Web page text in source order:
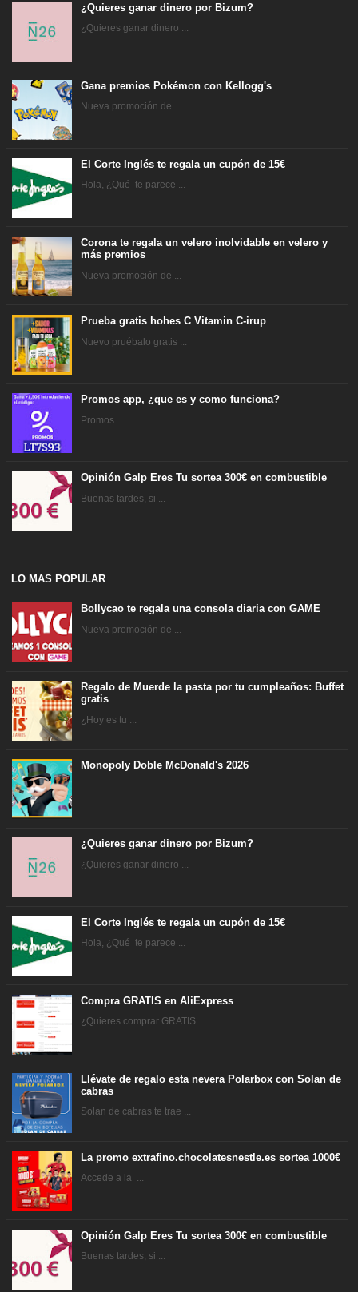
¿Quieres ganar dinero por Bizum?
¿Quieres ganar dinero ...
Gana premios Pokémon con Kellogg's
Nueva promoción de ...
El Corte Inglés te regala un cupón de 15€
Hola, ¿Qué te parece ...
Corona te regala un velero inolvidable en velero y
más premios
Nueva promoción de ...
Prueba gratis hohes C Vitamin C-irup
Nuevo pruébalo gratis ...
Promos app, ¿que es y como funciona?
Promos ...
Opinión Galp Eres Tu sortea 300€ en combustible
Buenas tardes, si ...
LO MAS POPULAR
Bollycao te regala una consola diaria con GAME
Nueva promoción de ...
Regalo de Muerde la pasta por tu cumpleaños: Buffet
gratis
¿Hoy es tu ...
Monopoly Doble McDonald's 2026
...
¿Quieres ganar dinero por Bizum?
¿Quieres ganar dinero ...
El Corte Inglés te regala un cupón de 15€
Hola, ¿Qué te parece ...
Compra GRATIS en AliExpress
¿Quieres comprar GRATIS ...
Llévate de regalo esta nevera Polarbox con Solan de
cabras
Solan de cabras te trae ...
La promo extrafino.chocolatesnestle.es sortea 1000€
Accede a la ...
Opinión Galp Eres Tu sortea 300€ en combustible
Buenas tardes, si ...